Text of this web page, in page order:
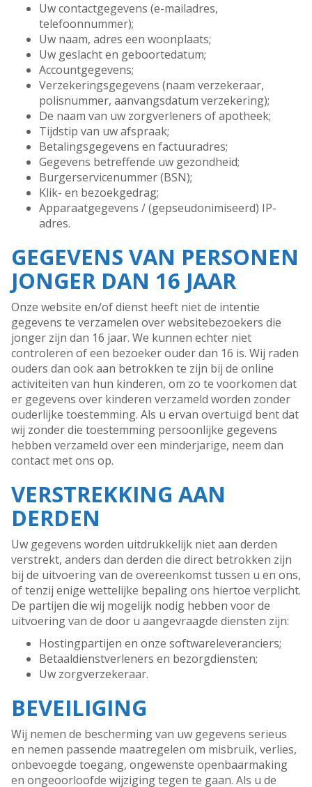
Uw contactgegevens (e-mailadres,
telefoonnummer);
Uw naam, adres een woonplaats;
Uw geslacht en geboortedatum;
Accountgegevens;
Verzekeringsgegevens (naam verzekeraar,
polisnummer, aanvangsdatum verzekering);
De naam van uw zorgverleners of apotheek;
Tijdstip van uw afspraak;
Betalingsgegevens en factuuradres;
Gegevens betreffende uw gezondheid;
Burgerservicenummer (BSN);
Klik- en bezoekgedrag;
Apparaatgegevens / (gepseudonimiseerd) IP-
adres.
GEGEVENS VAN PERSONEN
JONGER DAN 16 JAAR
Onze website en/of dienst heeft niet de intentie
gegevens te verzamelen over websitebezoekers die
jonger zijn dan 16 jaar. We kunnen echter niet
controleren of een bezoeker ouder dan 16 is. Wij raden
ouders dan ook aan betrokken te zijn bij de online
activiteiten van hun kinderen, om zo te voorkomen dat
er gegevens over kinderen verzameld worden zonder
ouderlijke toestemming. Als u ervan overtuigd bent dat
wij zonder die toestemming persoonlijke gegevens
hebben verzameld over een minderjarige, neem dan
contact met ons op.
VERSTREKKING AAN
DERDEN
Uw gegevens worden uitdrukkelijk niet aan derden
verstrekt, anders dan derden die direct betrokken zijn
bij de uitvoering van de overeenkomst tussen u en ons,
of tenzij enige wettelijke bepaling ons hiertoe verplicht.
De partijen die wij mogelijk nodig hebben voor de
uitvoering van de door u aangevraagde diensten zijn:
Hostingpartijen en onze softwareleveranciers;
Betaaldienstverleners en bezorgdiensten;
Uw zorgverzekeraar.
BEVEILIGING
Wij nemen de bescherming van uw gegevens serieus
en nemen passende maatregelen om misbruik, verlies,
onbevoegde toegang, ongewenste openbaarmaking
en ongeoorloofde wijziging tegen te gaan. Als u de